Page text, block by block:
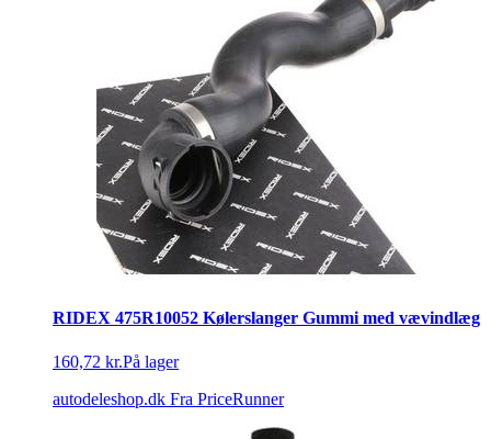
RIDEX 475R10052 Kølerslanger Gummi med vævindlæg
160,72 kr.På lager
autodeleshop.dk Fra PriceRunner